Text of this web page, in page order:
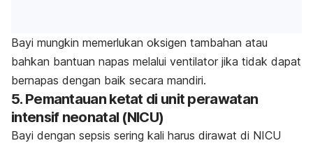
Bayi mungkin memerlukan oksigen tambahan atau
bahkan bantuan napas melalui ventilator jika tidak dapat
bernapas dengan baik secara mandiri.
5. Pemantauan ketat di unit perawatan
intensif neonatal (NICU)
Bayi dengan sepsis sering kali harus dirawat di NICU